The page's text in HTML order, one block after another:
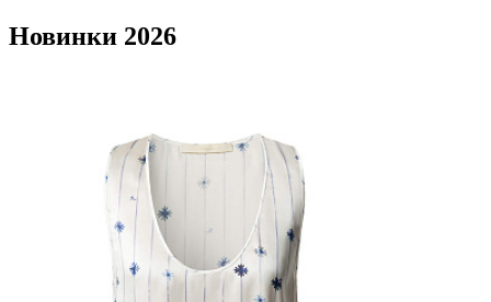
Новинки 2026